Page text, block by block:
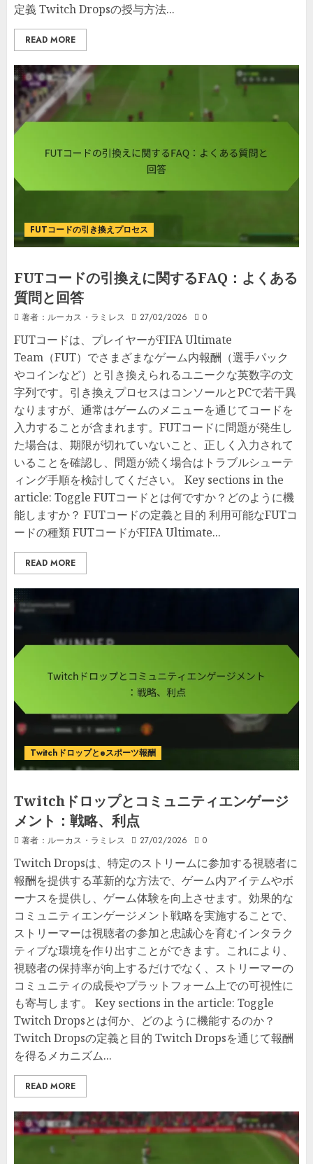
定義 Twitch Dropsの授与方法...
READ MORE
FUTコードの引き換えプロセス
FUTコードの引換えに関するFAQ：よくある
質問と回答
著者：ルーカス・ラミレス 27/02/2026 0
FUTコードは、プレイヤーがFIFA Ultimate
Team（FUT）でさまざまなゲーム内報酬（選手パック
やコインなど）と引き換えられるユニークな英数字の文
字列です。引き換えプロセスはコンソールとPCで若干異
なりますが、通常はゲームのメニューを通じてコードを
入力することが含まれます。FUTコードに問題が発生し
た場合は、期限が切れていないこと、正しく入力されて
いることを確認し、問題が続く場合はトラブルシューテ
ィング手順を検討してください。 Key sections in the
article: Toggle FUTコードとは何ですか？どのように機
能しますか？ FUTコードの定義と目的 利用可能なFUTコ
ードの種類 FUTコードがFIFA Ultimate...
READ MORE
Twitchドロップとeスポーツ報酬
Twitchドロップとコミュニティエンゲージ
メント：戦略、利点
著者：ルーカス・ラミレス 27/02/2026 0
Twitch Dropsは、特定のストリームに参加する視聴者に
報酬を提供する革新的な方法で、ゲーム内アイテムやボ
ーナスを提供し、ゲーム体験を向上させます。効果的な
コミュニティエンゲージメント戦略を実施することで、
ストリーマーは視聴者の参加と忠誠心を育むインタラク
ティブな環境を作り出すことができます。これにより、
視聴者の保持率が向上するだけでなく、ストリーマーの
コミュニティの成長やプラットフォーム上での可視性に
も寄与します。 Key sections in the article: Toggle
Twitch Dropsとは何か、どのように機能するのか？
Twitch Dropsの定義と目的 Twitch Dropsを通じて報酬
を得るメカニズム...
READ MORE